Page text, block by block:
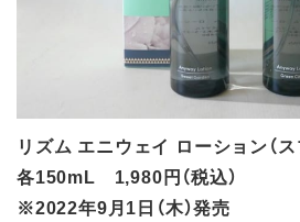
リズム エニウェイ ローション（
各150mL 1,980円（税込）
※2022年9月1日（木）発売